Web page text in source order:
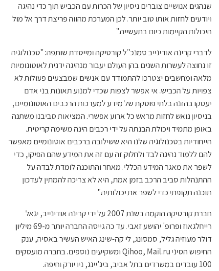
שנהגים אנושיים צוברים ניסיון של הכרות עם הכביש תוך כדי נהיגה
ויודעים לחזות אותו טוב יותר. לכן המערכת מהווה פריצת דרך אל מול
היכולות הקיימות כיום בתעשייה."
לדברי קרינה אודינייב סמנכ"ל קורטיקה ומייסדת שותפה: "טכנולוגיה
זו נחוצה לעשרות השנים בהן העולם יעבור מנהיגה ידנית לאוטונומיות
מלאה ומחשבים יצטרכו להתמודד עם אנשים שמבצעים פעולות לא
צפויות על הכביש. אי אפשר לצפות שכדי למנוע תאונות בני אדם
יעסקו בהזנה בלתי פוסקת של מידע למערכות הרכבים האוטונומיים,
בניסיון נואש לחזות מראש כל ארוע אפשרי. המציאות סביבנו משתנה
באופן מתמיד ויכולת הבנתה על ידי רכבים הינה משימה קריטית.
הייחודיות בטכנולוגיה שלנו היא ששילובה ברכבים אוטונומיים מאפשר
להם ללמוד נהיגה לבד ולחלוק זה עם זה את המידע שהם הפיקו, כדי
לשפר את מאגר המידע הכללי. מאחר והתוכנה לומדת לבדה על
ההתנהלות סביב הרכב בזמן אמת, היא לא צריכה להמתין לעדכון
תוכנה תקופתי כדי לשפר את יכולותיה."
חברת קורטיקה הוקמה בשנת 2007 על ידי קרינה אודינייב, יגאל
רייחלגאוז ופרופ' יהושע זאבי. עד כה גייסה החברה יותר מ-69 מיליון
דולר מעוזיה גליל, סמסונג, לי קה-שינג האיש העשיר באסיה, ענק
החיפוש הסיני Qihoo, Mail.ru ומשקיעים נוספים. בחברה מועסקים
100 עובדים במשרדים בתל אביב, ביג'יינג, ניו יורק וחיפה.